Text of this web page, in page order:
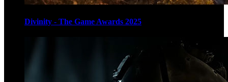
Divinity - The Game Awards 2025